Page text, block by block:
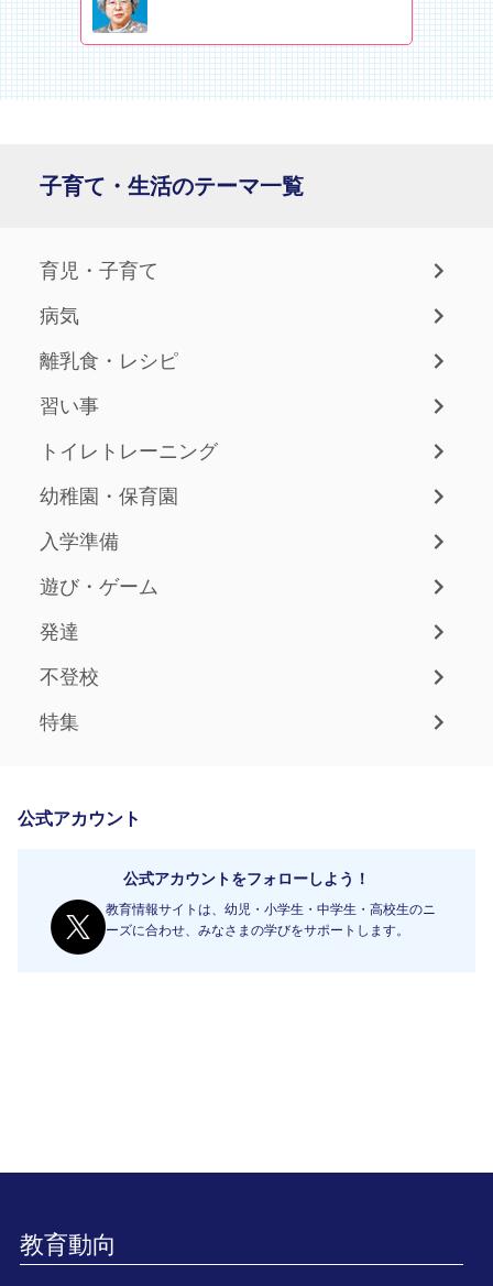
子育て・生活のテーマ一覧
育児・子育て
病気
離乳食・レシピ
習い事
トイレトレーニング
幼稚園・保育園
入学準備
遊び・ゲーム
発達
不登校
特集
公式アカウント
公式アカウントをフォローしよう！
教育情報サイトは、幼児・小学生・中学生・高校生のニ
ーズに合わせ、みなさまの学びをサポートします。
教育動向